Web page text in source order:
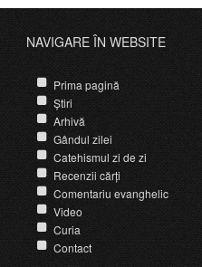
NAVIGARE ÎN WEBSITE
Prima pagină
Știri
Arhivă
Gândul zilei
Catehismul zi de zi
Recenzii cărți
Comentariu evanghelic
Video
Curia
Contact